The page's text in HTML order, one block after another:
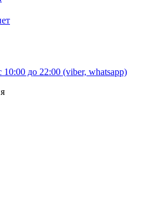
10:00 до 22:00 (viber, whatsapp)